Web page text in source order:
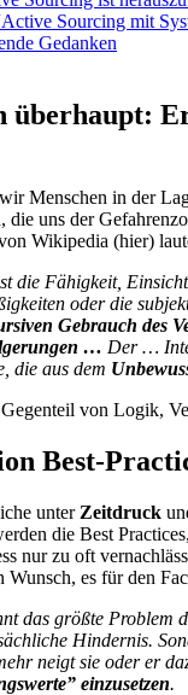
Sourcing mit
Gedanken
überhaupt:
Menschen in der
die uns der
Wikipedia (hier)
die Fähigkeit,
oder die
Gebrauch des
… Der …
die aus dem
von Logik,
Best-
unterZeitdruck
die Best
nur zu oft
es für den
das größte Problem
Hindernis.
neigt sie oder er
einzusetzen.